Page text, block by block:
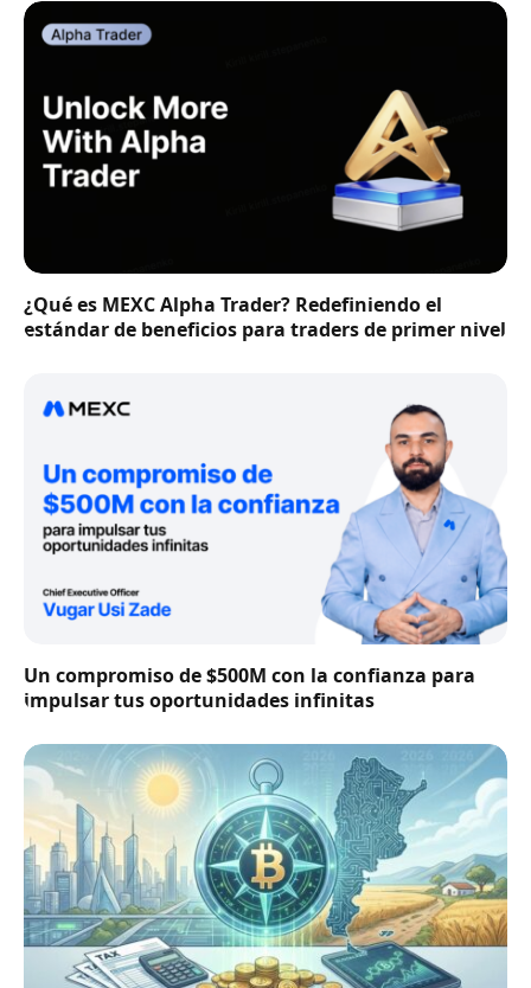
¿Qué es MEXC Alpha Trader? Redefiniendo el
estándar de beneficios para traders de primer nivel
Un compromiso de $500M con la confianza para
impulsar tus oportunidades infinitas